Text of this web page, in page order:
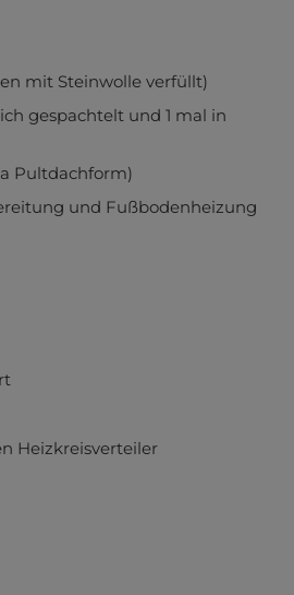
mit Steinwolle verfüllt)
gespachtelt und 1 mal in
Pultdachform)
und Fußbodenheizung
Heizkreisverteiler